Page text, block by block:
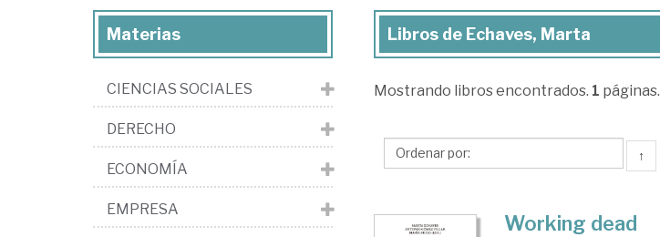
Libros
Echaves,
Libros de Echaves, Marta
Mostrando libros encontrados. 1 páginas.
↑
Working dead
Materias
CIENCIAS SOCIALES
DERECHO
ECONOMÍA
EMPRESA